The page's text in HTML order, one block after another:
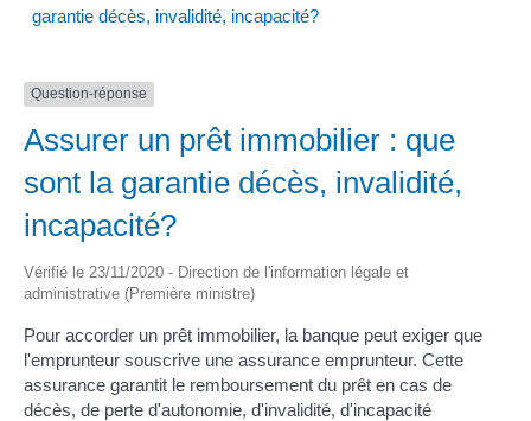
garantie décès, invalidité, incapacité?
Question-réponse
Assurer un prêt immobilier : que
sont la garantie décès, invalidité,
incapacité?
Vérifié le 23/11/2020 - Direction de l'information légale et
administrative (Première ministre)
Pour accorder un prêt immobilier, la banque peut exiger que
l'emprunteur souscrive une assurance emprunteur. Cette
assurance garantit le remboursement du prêt en cas de
décès, de perte d'autonomie, d'invalidité, d'incapacité